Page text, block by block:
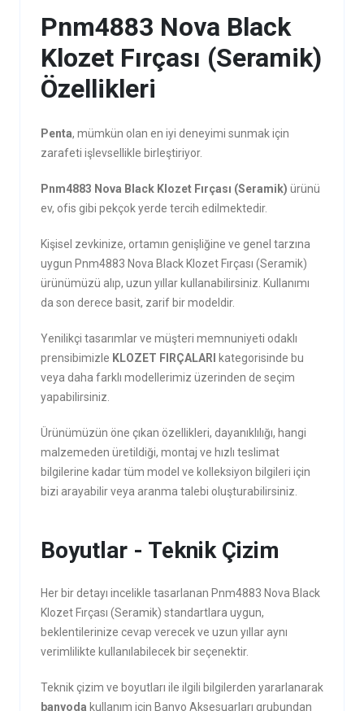
Pnm4883 Nova Black
Klozet Fırçası (Seramik)
Özellikleri
Penta, mümkün olan en iyi deneyimi sunmak için
zarafeti işlevsellikle birleştiriyor.
Pnm4883 Nova Black Klozet Fırçası (Seramik) ürünü
ev, ofis gibi pekçok yerde tercih edilmektedir.
Kişisel zevkinize, ortamın genişliğine ve genel tarzına
uygun Pnm4883 Nova Black Klozet Fırçası (Seramik)
ürünümüzü alıp, uzun yıllar kullanabilirsiniz. Kullanımı
da son derece basit, zarif bir modeldir.
Yenilikçi tasarımlar ve müşteri memnuniyeti odaklı
prensibimizle KLOZET FIRÇALARI
kategorisinde bu
veya daha farklı modellerimiz üzerinden de seçim
yapabilirsiniz.
Ürünümüzün öne çıkan özellikleri, dayanıklılığı, hangi
malzemeden üretildiği, montaj ve hızlı teslimat
bilgilerine kadar tüm model ve kolleksiyon bilgileri için
bizi arayabilir veya aranma talebi oluşturabilirsiniz.
Boyutlar - Teknik Çizim
Her bir detayı incelikle tasarlanan Pnm4883 Nova Black
Klozet Fırçası (Seramik) standartlara uygun,
beklentilerinize cevap verecek ve uzun yıllar aynı
verimlilikte kullanılabilecek bir seçenektir.
Teknik çizim ve boyutları ile ilgili bilgilerden yararlanarak
banyoda kullanım için Banyo Aksesuarları grubundan